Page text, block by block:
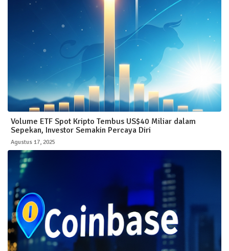
Volume ETF Spot Kripto Tembus US$40 Miliar dalam
Sepekan, Investor Semakin Percaya Diri
Agustus 17, 2025